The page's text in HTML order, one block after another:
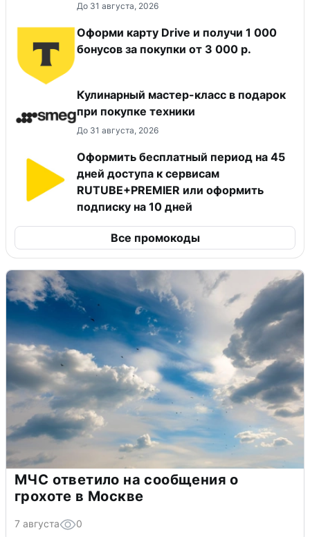
До 31 августа, 2026
Оформи карту Drive и получи 1 000
бонусов за покупки от 3 000 р.
Кулинарный мастер-класс в подарок
при покупке техники
До 31 августа, 2026
Оформить бесплатный период на 45
дней доступа к сервисам
RUTUBE+PREMIER или оформить
подписку на 10 дней
Все промокоды
МЧС ответило на сообщения о
грохоте в Москве
7 августа 0